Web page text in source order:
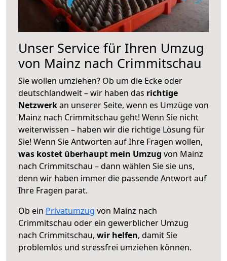
Unser Service für Ihren Umzug
von Mainz nach Crimmitschau
Sie wollen umziehen? Ob um die Ecke oder
deutschlandweit – wir haben das richtige
Netzwerkan unserer Seite, wenn es Umzüge von
Mainz nach Crimmitschau geht! Wenn Sie nicht
weiterwissen – haben wir die richtige Lösung für
Sie! Wenn Sie Antworten auf Ihre Fragen wollen,
was kostet überhaupt mein Umzug von Mainz
nach Crimmitschau – dann wählen Sie sie uns,
denn wir haben immer die passende Antwort auf
Ihre Fragen parat.
Ob ein Privatumzug von Mainz nach
Crimmitschau oder ein gewerblicher Umzug
nach Crimmitschau, wir helfen, damit Sie
problemlos und stressfrei umziehen können.